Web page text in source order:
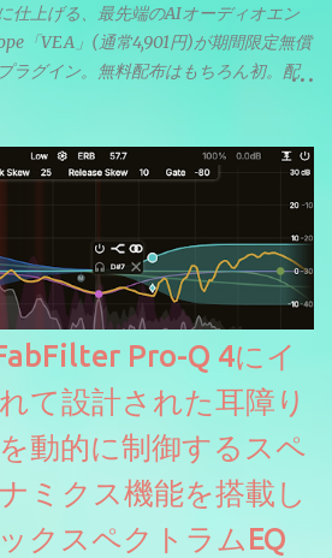
仕上げる、最先端のAIオーディオエン
「VEA」(通常4,901円)が期間限定無償
ラグイン。無料配布はもちろん初。配
Pro-Q 4にイ
て設計された耳障り
動的に制御するスペ
ミクス機能を搭載し
クスペクトラムEQ